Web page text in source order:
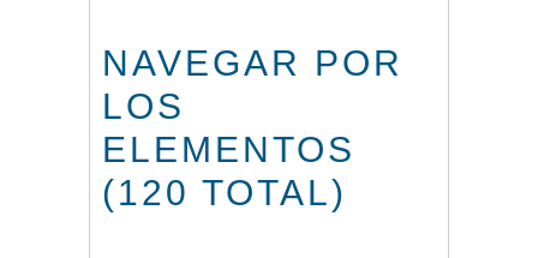
NAVEGAR POR
LOS
ELEMENTOS
(120 TOTAL)